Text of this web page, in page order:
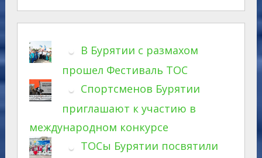
В Бурятии с размахом
прошел Фестиваль ТОС
Спортсменов Бурятии
приглашают к участию в
международном конкурсе
ТОСы Бурятии посвятили